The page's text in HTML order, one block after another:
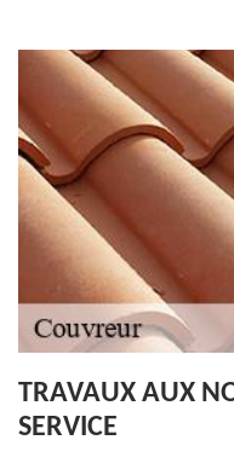
TRAVAUX AUX
SERVICE